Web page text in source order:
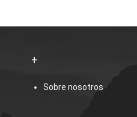
+
Sobre nosotros